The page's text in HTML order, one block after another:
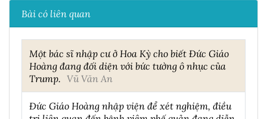
Bài có liên quan
Một bác sĩ nhập cư ở Hoa Kỳ cho biết Đức Giáo
Hoàng đang đối diện với bức tường ô nhục của
Trump. Vũ Văn An
Đức Giáo Hoàng nhập viện để xét nghiệm, điều